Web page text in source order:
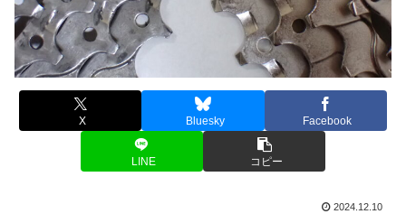
X Bluesky Facebook
LINE コピー
2024.12.10